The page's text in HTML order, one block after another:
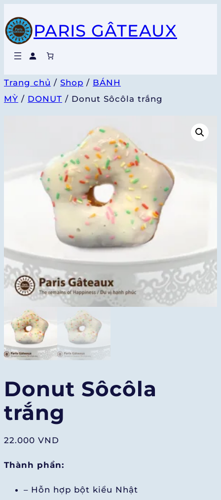
đến
phần
nội
PARIS GÂTEAUX
Trang chủ / Shop / BÁNH
MỲ / DONUT / Donut Sôcôla trắng
Donut Sôcôla
trắng
22.000 VND
Thành phần:
– Hỗn hợp bột kiểu Nhật